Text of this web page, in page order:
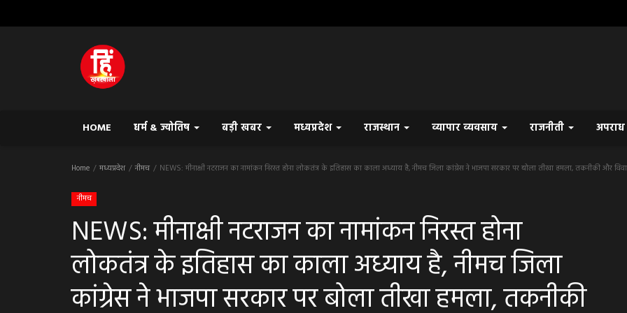
HOME धर्म & ज्योतिष बड़ी खबर मध्यप्रदेश राजस्थान व्यापार व्यवसाय राजनीती अपराध
Home मध्यप्रदेश नीमच NEWS: मीनाक्षी नटराजन का नामांकन निरस्त होना लोकतंत्र के इतिहास का काला अध्याय है, नीमच जिला कांग्रेस ने भाजपा सरकार पर बोला तीखा हमला, तकनीकी और
नीमच
NEWS: मीनाक्षी नटराजन का नामांकन निरस्त होना
लोकतंत्र के इतिहास का काला अध्याय है, नीमच जिला
कांग्रेस ने भाजपा सरकार पर बोला तीखा हमला, तकनीकी